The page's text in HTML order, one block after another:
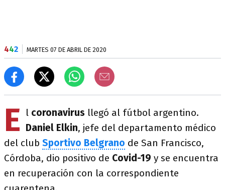
442 MARTES 07 DE ABRIL DE 2020
E l coronavirus llegó al fútbol argentino.
Daniel Elkin, jefe del departamento médico
del club Sportivo Belgrano de San Francisco,
Córdoba, dio positivo de Covid-19 y se encuentra
en recuperación con la correspondiente